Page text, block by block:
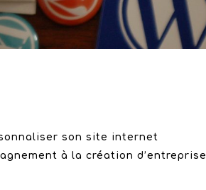
son site internet
à la création d’entreprise